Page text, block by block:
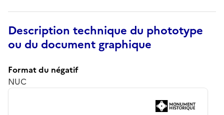
Description technique du phototype
ou du document graphique
Format du négatif
NUC